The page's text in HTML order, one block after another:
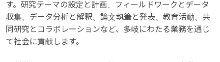
す。研究テーマの設定と計画、フィールドワークとデータ
収集、データ分析と解釈、論文執筆と発表、教育活動、共
同研究とコラボレーションなど、多岐にわたる業務を通じ
て社会に貢献します。